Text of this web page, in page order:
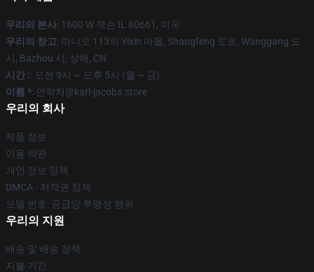
우리의 본사: 1600 W 잭슨 IL 60661, 미국
우리의 창고: 아니오 113의 Yixin 마을, Shangfeng 도로, Wanggang 도
시, Bazhou 시, 상해, CN
시간 :: 오전 9시 ~ 오후 5시 (월 ~ 금)
이름 *: 연락처@karl-jacobs.store
우리의 회사
제품 정보
이용 약관
개인 정보 정책
DMCA - 저작권 정책
모델 번호: 공급망 투명성 행위
우리의 지원
배송 및 배송 정책
지불 기간